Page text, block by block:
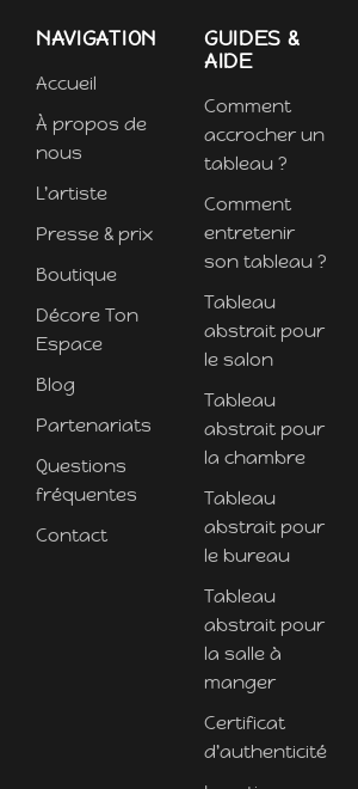
NAVIGATION
Accueil
À propos de
nous
L'artiste
Presse & prix
Boutique
Décore Ton
Espace
Blog
Partenariats
Questions
fréquentes
Contact
GUIDES &
AIDE
Comment
accrocher un
tableau ?
Comment
entretenir
son tableau ?
Tableau
abstrait pour
le salon
Tableau
abstrait pour
la chambre
Tableau
abstrait pour
le bureau
Tableau
abstrait pour
la salle à
manger
Certificat
d'authenticité